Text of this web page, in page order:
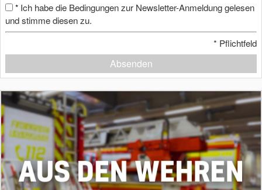
* Ich habe die Bedingungen zur Newsletter-Anmeldung gelesen
und stimme diesen zu.
* Pflichtfeld
Absenden